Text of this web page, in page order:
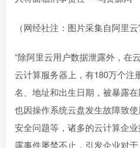
（网经社注：图片采集自阿里云
“除阿里云用户数据泄露外，在
云计算服务器上，有180万个注
名、地址和出生日期，被暴露
也因操作系统云盘发生故障致
安全问题等，诸多的云计算企
露事件屡禁不止，引发企业对